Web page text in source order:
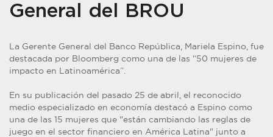
General del BROU
La Gerente General del Banco República, Mariela Espino, fue
destacada por Bloomberg como una de las “50 mujeres de
impacto en Latinoamérica”.
En su publicación del pasado 25 de abril, el reconocido
medio especializado en economía destacó a Espino como
una de las 15 mujeres que "están cambiando las reglas de
juego en el sector financiero en América Latina" junto a